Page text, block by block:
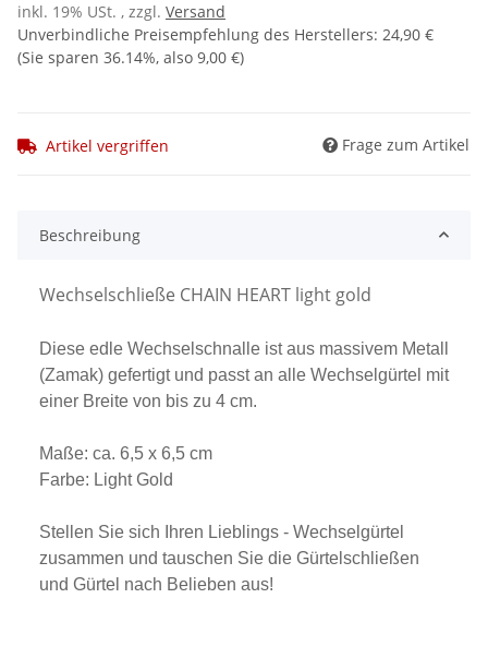
inkl. 19% USt. , zzgl. Versand
Unverbindliche Preisempfehlung des Herstellers: 24,90 €
(Sie sparen 36.14%, also 9,00 €)
Artikel vergriffen Frage zum Artikel
Beschreibung
Wechselschließe CHAIN HEART light gold
Diese edle Wechselschnalle ist aus massivem Metall
(Zamak) gefertigt und passt an alle Wechselgürtel mit
einer Breite von bis zu 4 cm.
Maße: ca. 6,5 x 6,5 cm
Farbe: Light Gold
Stellen Sie sich Ihren Lieblings - Wechselgürtel
zusammen und tauschen Sie die Gürtelschließen
und Gürtel nach Belieben aus!